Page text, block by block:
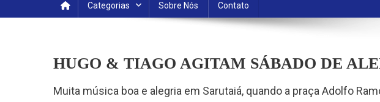
Categorias Sobre Nós Contato
HUGO & TIAGO AGITAM SÁBADO DE
Muita música boa e alegria em Sarutaiá, quando a praça Adolfo